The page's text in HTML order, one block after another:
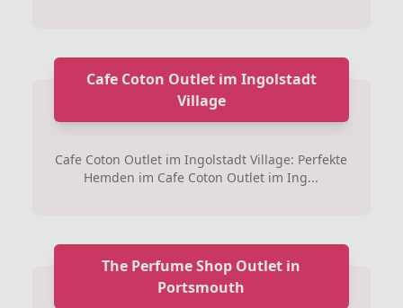
Cafe Coton Outlet im Ingolstadt
Village
Cafe Coton Outlet im Ingolstadt Village: Perfekte
Hemden im Cafe Coton Outlet im Ing...
The Perfume Shop Outlet in
Portsmouth